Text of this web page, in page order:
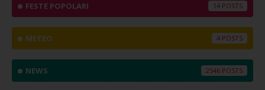
FESTE POPOLARI 14
METEO 4
NEWS 2546